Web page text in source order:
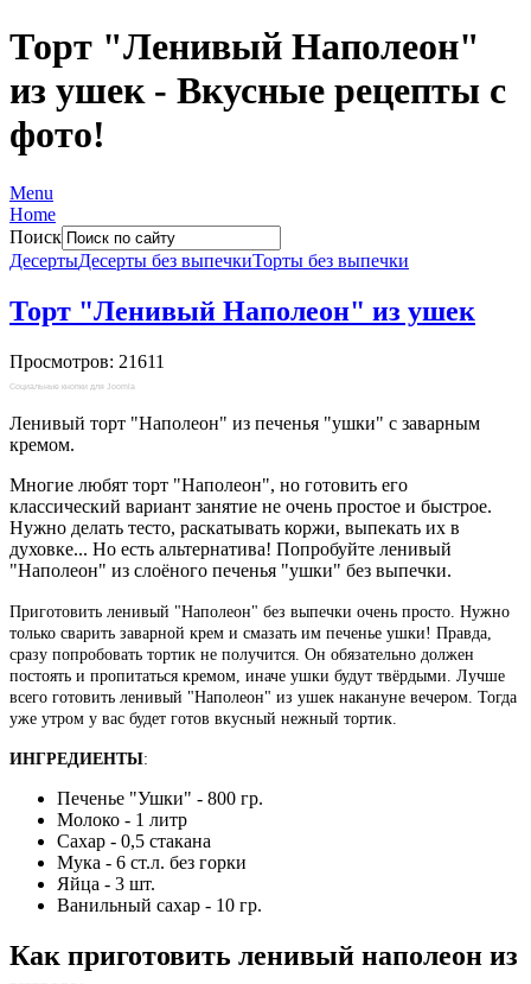
Торт "Ленивый Наполеон"
из ушек - Вкусные рецепты с
фото!
Menu
Home
Поиск
ДесертыДесерты без выпечкиТорты без выпечки
Торт "Ленивый Наполеон" из ушек
Просмотров: 21611
Социальные кнопки для Joomla
Ленивый торт "Наполеон" из печенья "ушки" с заварным
кремом.
Многие любят торт "Наполеон", но готовить его
классический вариант занятие не очень простое и быстрое.
Нужно делать тесто, раскатывать коржи, выпекать их в
духовке... Но есть альтернатива! Попробуйте ленивый
"Наполеон" из слоёного печенья "ушки" без выпечки.
Приготовить ленивый "Наполеон" без выпечки очень просто. Нужно
только сварить заварной крем и смазать им печенье ушки! Правда,
сразу попробовать тортик не получится. Он обязательно должен
постоять и пропитаться кремом, иначе ушки будут твёрдыми. Лучше
всего готовить ленивый "Наполеон" из ушек накануне вечером. Тогда
уже утром у вас будет готов вкусный нежный тортик.
ИНГРЕДИЕНТЫ:
Печенье "Ушки" - 800 гр.
Молоко - 1 литр
Сахар - 0,5 стакана
Мука - 6 ст.л. без горки
Яйца - 3 шт.
Ванильный сахар - 10 гр.
Как приготовить ленивый наполеон из